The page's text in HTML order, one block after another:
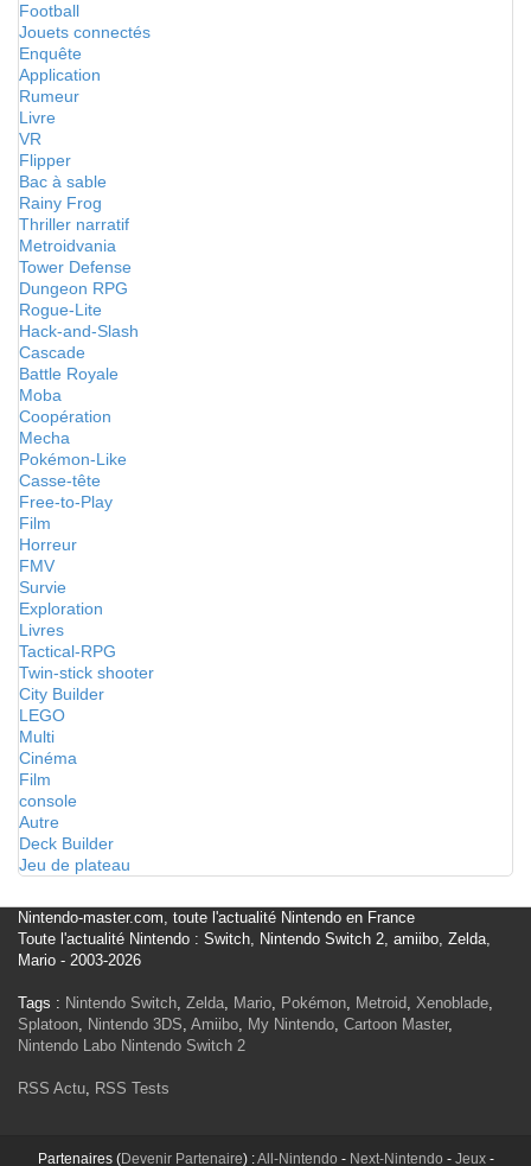
Football
Jouets connectés
Enquête
Application
Rumeur
Livre
VR
Flipper
Bac à sable
Rainy Frog
Thriller narratif
Metroidvania
Tower Defense
Dungeon RPG
Rogue-Lite
Hack-and-Slash
Cascade
Battle Royale
Moba
Coopération
Mecha
Pokémon-Like
Casse-tête
Free-to-Play
Film
Horreur
FMV
Survie
Exploration
Livres
Tactical-RPG
Twin-stick shooter
City Builder
LEGO
Multi
Cinéma
Film
console
Autre
Deck Builder
Jeu de plateau
Nintendo-master.com, toute l'actualité Nintendo en France
Toute l'actualité Nintendo : Switch, Nintendo Switch 2, amiibo, Zelda,
Mario - 2003-2026
Tags : Nintendo Switch, Zelda, Mario, Pokémon, Metroid, Xenoblade,
Splatoon, Nintendo 3DS, Amiibo, My Nintendo, Cartoon Master,
Nintendo Labo Nintendo Switch 2
RSS Actu, RSS Tests
Partenaires (Devenir Partenaire) :All-Nintendo - Next-Nintendo - Jeux-